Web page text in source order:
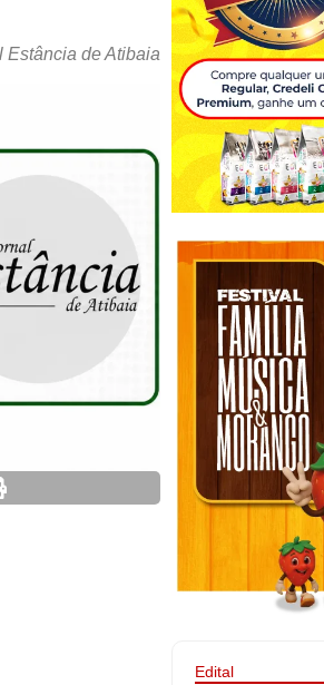
Estância de Atibaia
Edital